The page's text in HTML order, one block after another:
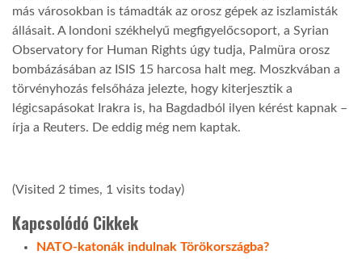
más városokban is támadták az orosz gépek az iszlamisták
állásait. A londoni székhelyű megfigyelőcsoport, a Syrian
Observatory for Human Rights úgy tudja, Palmüra orosz
bombázásában az ISIS 15 harcosa halt meg. Moszkvában a
törvényhozás felsőháza jelezte, hogy kiterjesztik a
légicsapásokat Irakra is, ha Bagdadból ilyen kérést kapnak –
írja a Reuters. De eddig még nem kaptak.
(Visited 2 times, 1 visits today)
Kapcsolódó Cikkek
NATO-katonák indulnak Törökországba?